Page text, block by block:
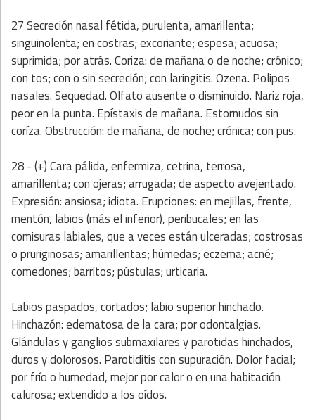
27 Secreción nasal fétida, purulenta, amarillenta;
singuinolenta; en costras; excoriante; espesa; acuosa;
suprimida; por atrás. Coriza: de mañana o de noche; crónico;
con tos; con o sin secreción; con laringitis. Ozena. Polipos
nasales. Sequedad. Olfato ausente o disminuido. Nariz roja,
peor en la punta. Epístaxis de mañana. Estornudos sin
coríza. Obstrucción: de mañana, de noche; crónica; con pus.
28 - (+) Cara pálida, enfermiza, cetrina, terrosa,
amarillenta; con ojeras; arrugada; de aspecto avejentado.
Expresión: ansiosa; idiota. Erupciones: en mejillas, frente,
mentón, labios (más el inferior), peribucales; en las
comisuras labiales, que a veces están ulceradas; costrosas
o pruriginosas; amarillentas; húmedas; eczema; acné;
comedones; barritos; pústulas; urticaria.
Labios paspados, cortados; labio superior hinchado.
Hinchazón: edematosa de la cara; por odontalgias.
Glándulas y ganglios submaxilares y parotidas hinchados,
duros y dolorosos. Parotiditis con supuración. Dolor facial;
por frío o humedad, mejor por calor o en una habitación
calurosa; extendido a los oídos.